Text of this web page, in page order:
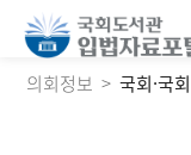
의회정보 국회·국